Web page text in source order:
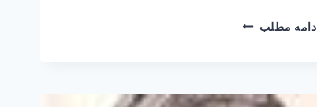
ادامه مطلب جمال